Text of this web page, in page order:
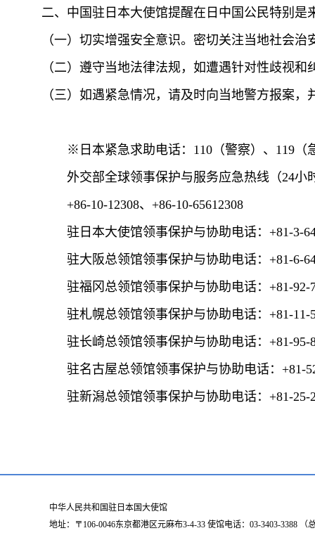
二、中国驻日本大使馆提醒在日中国公民特别是
（一）切实增强安全意识。密切关注当地社会
（二）遵守当地法律法规，如遭遇针对性歧视
（三）如遇紧急情况，请及时向当地警方报案
※日本紧急求助电话：110（警察）、119（
外交部全球领事保护与服务应急热线（24小
+86-10-12308、+86-10-65612308
驻日本大使馆领事保护与协助电话：+81-3-
驻大阪总领馆领事保护与协助电话：+81-6-
驻福冈总领馆领事保护与协助电话：+81-92-
驻札幌总领馆领事保护与协助电话：+81-11-
驻长崎总领馆领事保护与协助电话：+81-95-
驻名古屋总领馆领事保护与协助电话：+81-
驻新潟总领馆领事保护与协助电话：+81-25-
中华人民共和国驻日本国大使馆
地址：〒106-0046东京都港区元麻布3-4-33 使馆电话：03-3403-3388 （